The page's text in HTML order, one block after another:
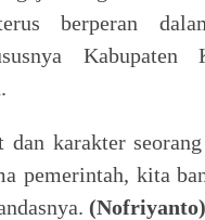
berperan
Kabupaten
dan karakter
pemerintah, kita
(Nofriyanto)